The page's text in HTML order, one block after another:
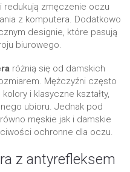
redukują zmęczenie oczu
z komputera. Dodatkowo
designie, które pasują
biurowego.
różnią się od damskich
Mężczyźni często
i klasyczne kształty,
ubioru. Jednak pod
męskie jak i damskie
ochronne dla oczu.
z antyrefleksem